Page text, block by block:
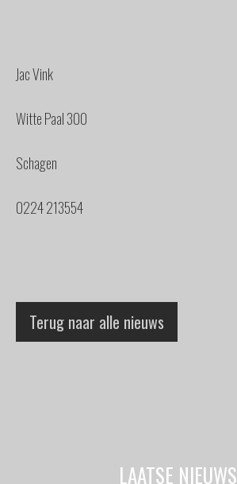
Jac Vink
Witte Paal 300
Schagen
0224 213554
Terug naar alle nieuws
LAATSE NIEUWS